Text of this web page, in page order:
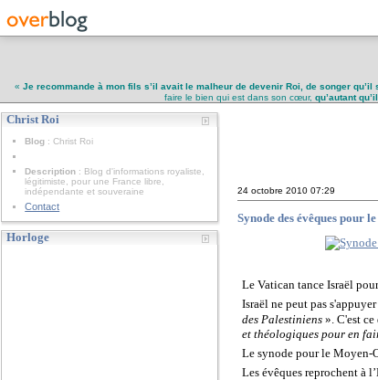
« Je recommande à mon fils s’il avait le malheur de devenir Roi, de songer
faire le bien qui est dans son cœur, qu’autant
Christ Roi
Blog : Christ Roi
Description : Blog d'informations royaliste,
légitimiste, pour une France libre,
indépendante et souveraine
Contact
Horloge
24 octobre 2010 07:29
Synode des évêques pour
Le Vatican tance Israël
Israël ne peut pas
des Palestiniens ». C'est
et théologiques pour en
Le synode pour le Moyen-
Les évêques reprochent à